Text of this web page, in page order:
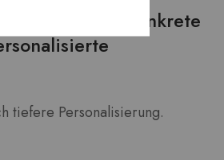
Learning: Konkrete
tiefere Personalisierung.